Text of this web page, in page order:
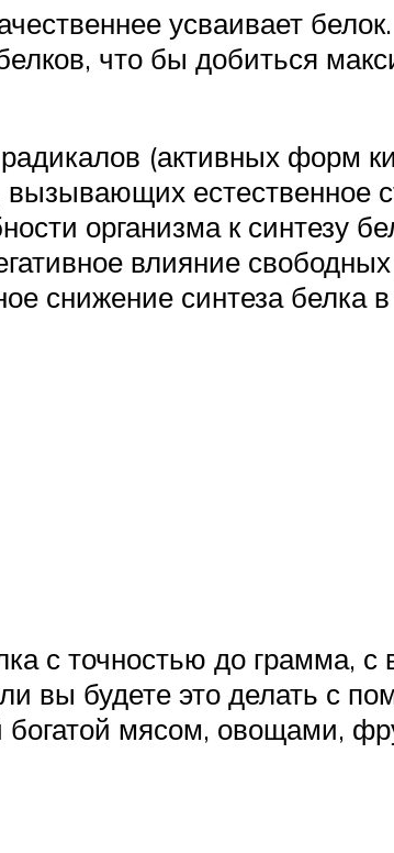
усваивает
что бы добиться
(активных форм
естественное
организма к синтезу
влияние
снижение синтеза белка
с точностью до грамма, с
вы будете это делать с
мясом, овощами,